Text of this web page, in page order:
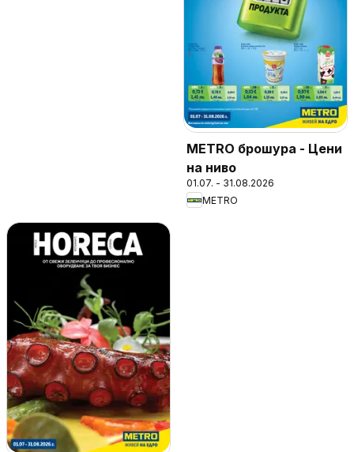
METRO брошура - Цени
на ниво
01.07. - 31.08.2026
METRO